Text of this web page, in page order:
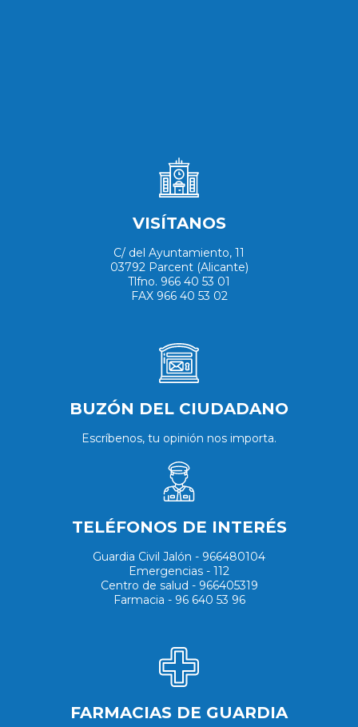
VISÍTANOS
C/ del Ayuntamiento, 11
03792 Parcent (Alicante)
Tlfno. 966 40 53 01
FAX 966 40 53 02
BUZÓN DEL CIUDADANO
Escríbenos, tu opinión nos importa.
TELÉFONOS DE INTERÉS
Guardia Civil Jalón - 966480104
Emergencias - 112
Centro de salud - 966405319
Farmacia - 96 640 53 96
FARMACIAS DE GUARDIA